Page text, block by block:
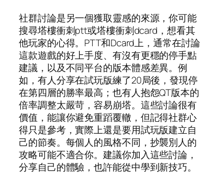
社群討論是另一個獲取靈感的來源，你可能
搜尋塔樓衝刺ptt或塔樓衝刺dcard，想看其
他玩家的心得。PTT和Dcard上，通常在討論
這款遊戲的好上手度、有沒有更穩的停手點
建議，以及不同平台的版本體感差異。例
如，有人分享在試玩版練了20局後，發現停
在第四層的勝率最高；也有人抱怨QT版本的
倍率調整太嚴苛，容易崩塔。這些討論很有
價值，能讓你避免重蹈覆轍，但記得社群心
得只是參考，實際上還是要用試玩版建立自
己的節奏。每個人的風格不同，抄襲別人的
攻略可能不適合你。建議你加入這些討論，
分享自己的體驗，也許能從中學到新技巧。